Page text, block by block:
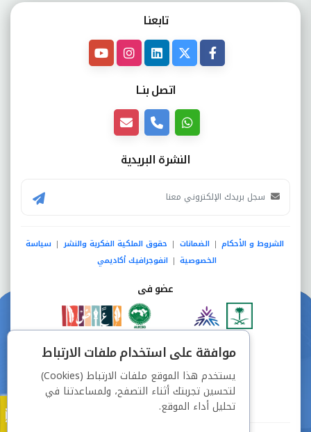
تابعنـا
اتصل بنــا
النشرة البريدية
الشروط و الأحكام | الضمانات | حقوق الملكية الفكرية والنشر | سياسة
الخصوصية | انفوجرافيك أكاديمي
عضو فى
دفع آمن من خلال
موافقة على استخدام ملفات الارتباط
يستخدم هذا الموقع ملفات الارتباط (Cookies)
لتحسين تجربتك أثناء التصفح، ولمساعدتنا في
تحليل أداء الموقع.